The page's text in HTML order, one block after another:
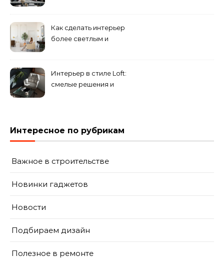
направлений для создания
уникального комплекса
Как сделать интерьер
более светлым и
помещения
Интерьер в стиле Loft:
смелые решения и
Интересное по рубрикам
Важное в строительстве
Новинки гаджетов
Новости
Подбираем дизайн
Полезное в ремонте